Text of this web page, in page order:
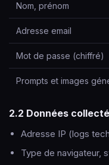
Nom, prénom
Adresse email
Mot de passe (chiffré)
Prompts et images
2.2 Données
Adresse IP (logs
Type de navigateur,